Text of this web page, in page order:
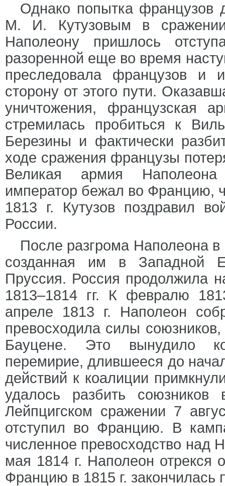
Однако попытка французов
М. И. Кутузовым в
Наполеону пришлось
разоренной еще во время
преследовала французов и
сторону от этого пути.
уничтожения, французская
стремилась пробиться к
Березины и фактически
ходе сражения французы
Великая армия
император бежал во Францию,
1813 г. Кутузов поздравил
России.
После разгрома Наполеона
созданная им в Западной
Пруссия. Россия продолжила
1813–1814 гг. К февралю
апреле 1813 г. Наполеон
превосходила силы
Бауцене. Это вынудило
перемирие, длившееся до
действий к коалиции
удалось разбить
Лейпцигском сражении 7
отступил во Францию. В
численное превосходство над
мая 1814 г. Наполеон отрекся
Францию в 1815 г.